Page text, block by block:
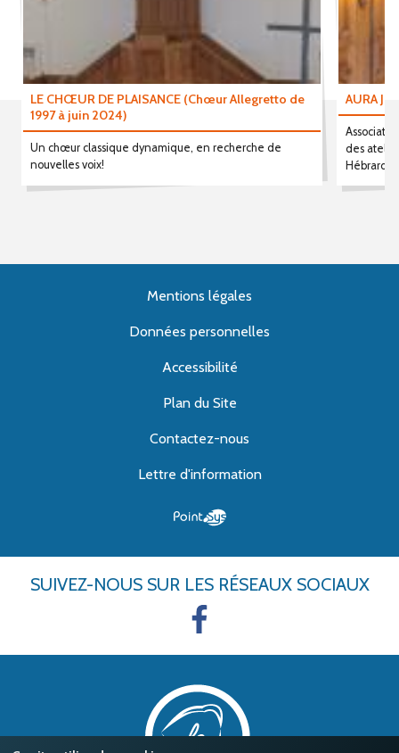
LE CHŒUR DE PLAISANCE (Chœur Allegretto de
1997 à juin 2024)
Un chœur classique dynamique, en recherche de
nouvelles voix!
AURA
des
Hébrard.
Mentions légales
Données personnelles
Accessibilité
Plan du Site
Contactez-nous
Lettre d'information
SUIVEZ-NOUS SUR LES RÉSEAUX SOCIAUX